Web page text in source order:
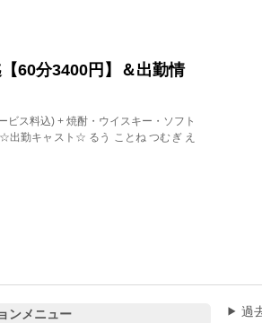
60分3400円】＆出勤情
ス料込) + 焼酎・ウイスキー・ソフト
勤キャスト☆ るう ことね つむぎ え
ンメニュー 過